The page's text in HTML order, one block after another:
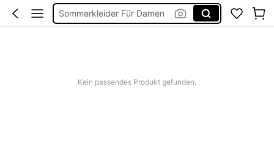
Bikini
Kein passendes Produkt gefunden.